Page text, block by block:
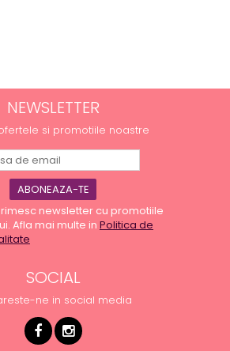
NEWSLETTER
si promotiile noastre
newsletter cu promotiile
Afla mai multe in Politica de
SOCIAL
ne in social media